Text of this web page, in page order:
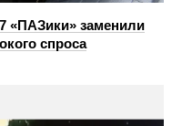
«ПАЗики» заменили
спроса